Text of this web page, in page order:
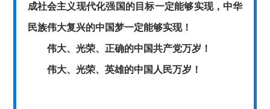
成社会主义现代化强国的目标一定能够实现，中华
民族伟大复兴的中国梦一定能够实现！
伟大、光荣、正确的中国共产党万岁！
伟大、光荣、英雄的中国人民万岁！